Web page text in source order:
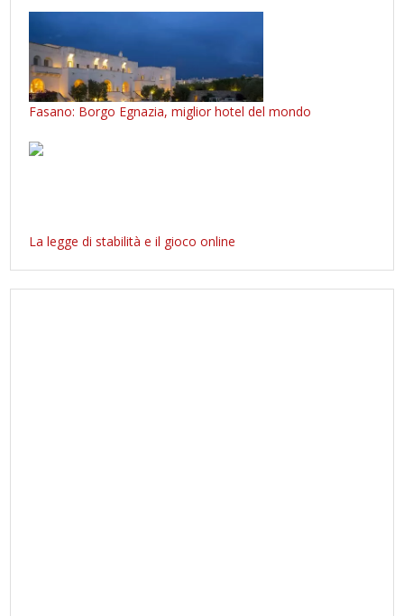
Fasano: Borgo Egnazia, miglior hotel del mondo
La legge di stabilità e il gioco online